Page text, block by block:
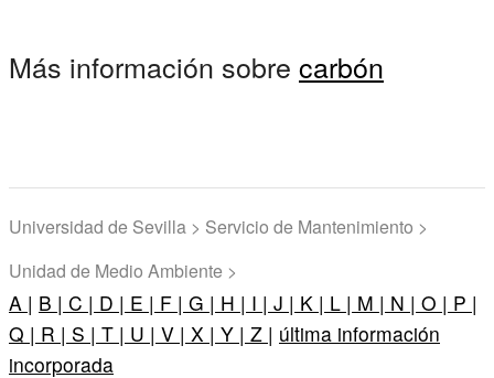
Más información sobre carbón
Universidad de Sevilla > Servicio de Mantenimiento >
Unidad de Medio Ambiente >
A | B | C | D | E | F | G | H | I | J | K | L | M | N | O | P |
Q | R | S | T | U | V | X | Y | Z | última información
incorporada